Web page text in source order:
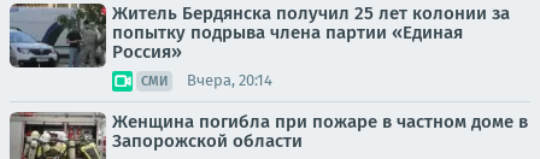
Житель Бердянска получил 25 лет колонии за
попытку подрыва члена партии «Единая
Россия»
СМИ Вчера, 20:14
Женщина погибла при пожаре в частном доме в
Запорожской области